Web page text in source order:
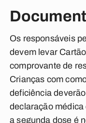
Os responsáveis
devem levar
comprovante de
Crianças com
deficiência
declaração
a segunda dose é